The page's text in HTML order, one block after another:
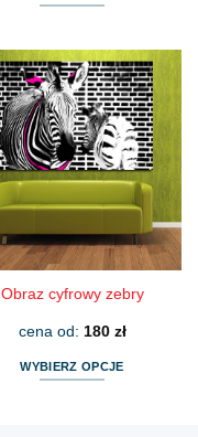
ma
wiele
wariantów.
Opcje
można
wybrać
na
produktu
Obraz cyfrowy zebry
cena od: 180 zł
WYBIERZ OPCJE